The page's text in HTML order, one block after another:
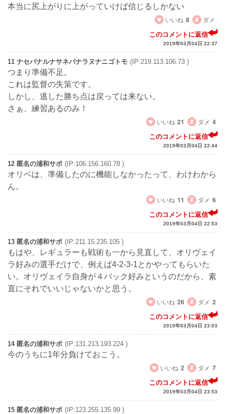
本当に尻上がりに上がっていけば信じるしかない
いいね 8 ダメ
このコメントに返信
2019年03月04日 22:37
11 ナセバナルナサネバナラヌナニゴトモ (IP:219.113.106.73 )
つまり準備不足。
これは監督の失策です。
しかし、逃した勝ち点は戻っては来ない。
さぁ、練習あるのみ！
いいね 21 ダメ 4
このコメントに返信
2019年03月04日 22:44
12 匿名の浦和サポ (IP:106.156.160.78 )
オリベは、準備したのに機能しなかったって、わけわから
ん。
いいね 11 ダメ 6
このコメントに返信
2019年03月04日 22:53
13 匿名の浦和サポ (IP:211.15.235.105 )
もはや、レギュラーも戦術も一から見直して、オリヴェイ
ラ好みの選手だけで、例えば4-2-3-1とかやってもらいた
い。オリヴェイラ自身が４バック好みというのだから、素
直にそれでいいじゃないかと思う。
いいね 26 ダメ 2
このコメントに返信
2019年03月04日 23:03
14 匿名の浦和サポ (IP:131.213.193.224 )
今のうちに1年分負けておこう。
いいね 2 ダメ 7
このコメントに返信
2019年03月04日 23:53
15 匿名の浦和サポ (IP:123.255.135.99 )